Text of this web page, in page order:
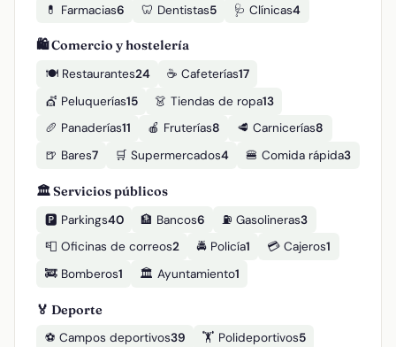
💊 Farmacias6 🦷 Dentistas5 🩺 Clínicas4
🛍️ Comercio y hostelería
🍽️ Restaurantes24 ☕ Cafeterías17
💇 Peluquerías15 👗 Tiendas de ropa13
🥖 Panaderías11 🍎 Fruterías8 🥩 Carnicerías8
🍺 Bares7 🛒 Supermercados4 🍔 Comida rápida3
🏛️ Servicios públicos
🅿️ Parkings40 🏦 Bancos6 ⛽ Gasolineras3
📮 Oficinas de correos2 🚔 Policía1 💳 Cajeros1
🚒 Bomberos1 🏛️ Ayuntamiento1
🏅 Deporte
⚽ Campos deportivos39 🏋️ Polideportivos5